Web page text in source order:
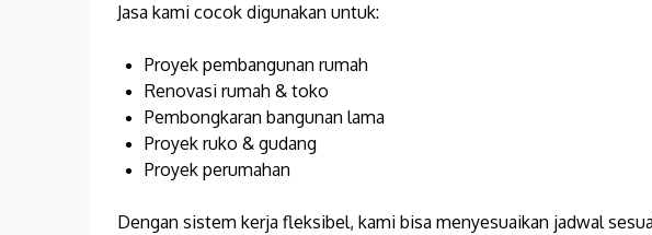
Jasa kami cocok digunakan untuk:
Proyek pembangunan rumah
Renovasi rumah & toko
Pembongkaran bangunan lama
Proyek ruko & gudang
Proyek perumahan
Dengan sistem kerja fleksibel, kami bisa menyesuaikan jadwal